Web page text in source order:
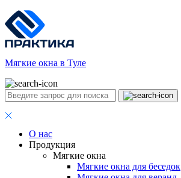
Мягкие окна в Туле
О нас
Продукция
Мягкие окна
Мягкие окна для беседок